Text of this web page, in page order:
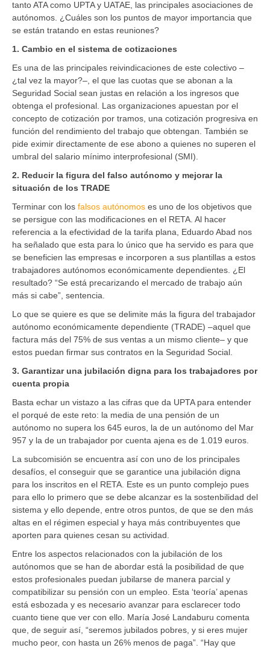
tanto ATA como UPTA y UATAE, las principales asociaciones de
autónomos. ¿Cuáles son los puntos de mayor importancia que
se están tratando en estas reuniones?
1. Cambio en el sistema de cotizaciones
Es una de las principales reivindicaciones de este colectivo –
¿tal vez la mayor?–, el que las cuotas que se abonan a la
Seguridad Social sean justas en relación a los ingresos que
obtenga el profesional. Las organizaciones apuestan por el
concepto de cotización por tramos, una cotización progresiva en
función del rendimiento del trabajo que obtengan. También se
pide eximir directamente de ese abono a quienes no superen el
umbral del salario mínimo interprofesional (SMI).
2. Reducir la figura del falso autónomo y mejorar la
situación de los TRADE
Terminar con los falsos autónomos es uno de los objetivos que
se persigue con las modificaciones en el RETA. Al hacer
referencia a la efectividad de la tarifa plana, Eduardo Abad nos
ha señalado que esta para lo único que ha servido es para que
se beneficien las empresas e incorporen a sus plantillas a estos
trabajadores autónomos económicamente dependientes. ¿El
resultado? “Se está precarizando el mercado de trabajo aún
más si cabe”, sentencia.
Lo que se quiere es que se delimite más la figura del trabajador
autónomo económicamente dependiente (TRADE) –aquel que
factura más del 75% de sus ventas a un mismo cliente– y que
estos puedan firmar sus contratos en la Seguridad Social.
3. Garantizar una jubilación digna para los trabajadores por
cuenta propia
Basta echar un vistazo a las cifras que da UPTA para entender
el porqué de este reto: la media de una pensión de un
autónomo no supera los 645 euros, la de un autónomo del Mar
957 y la de un trabajador por cuenta ajena es de 1.019 euros.
La subcomisión se encuentra así con uno de los principales
desafíos, el conseguir que se garantice una jubilación digna
para los inscritos en el RETA. Este es un punto complejo pues
para ello lo primero que se debe alcanzar es la sostenbilidad del
sistema y ello depende, entre otros puntos, de que se den más
altas en el régimen especial y haya más contribuyentes que
aporten para quienes cesan su actividad.
Entre los aspectos relacionados con la jubilación de los
autónomos que se han de abordar está la posibilidad de que
estos profesionales puedan jubilarse de manera parcial y
compatibilizar su pensión con un empleo. Esta ‘teoría’ apenas
está esbozada y es necesario avanzar para esclarecer todo
cuanto tiene que ver con ello. María José Landaburu comenta
que, de seguir así, “seremos jubilados pobres, y si eres mujer
mucho peor, con hasta un 26% menos de paga”. “Hay que